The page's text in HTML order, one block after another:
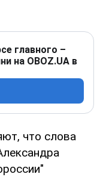
главного –
на OBOZ.UA в
что слова